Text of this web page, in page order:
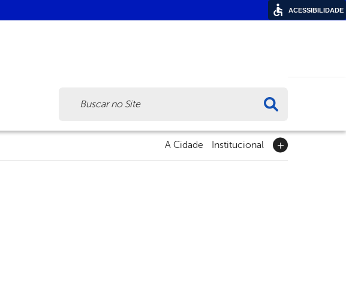
A Cidade Institucional
ACESSIBILIDADE